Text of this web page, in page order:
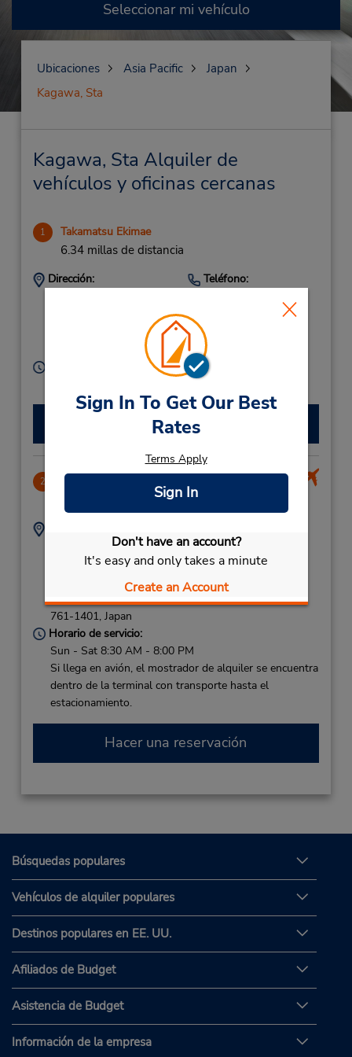
Sign In To Get Our Best
Rates
Terms Apply
Sign In
Don't have an account?
It's easy and only takes a minute
Create an Account
Seleccionar mi vehículo
Ubicaciones Asia Pacific
Japan
Kagawa, Sta
Kagawa, Sta Alquiler de
vehículos y oficinas cercanas
1 Takamatsu Ekimae
6.34 millas de distancia
Dirección:
Takamatsu City Kag,
Teléfono:
Sun - Sat 8:00 AM - 7:00 PM
Hacer una reservación
2 Takamatsu Airport
8.51 millas de distancia
Dirección:
Konan-Cho Oka
Takamatsu,
Takamatsu City,
761-1401, Japan
(81) 87-813-5437
Horario de servicio:
Sun - Sat 8:30 AM - 8:00 PM
Si llega en avión, el mostrador de alquiler se encuentra
dentro de la terminal con transporte hasta el
estacionamiento.
Hacer una reservación
Búsquedas populares
Vehículos de alquiler populares
Destinos populares en EE. UU.
Afiliados de Budget
Asistencia de Budget
Información de la empresa